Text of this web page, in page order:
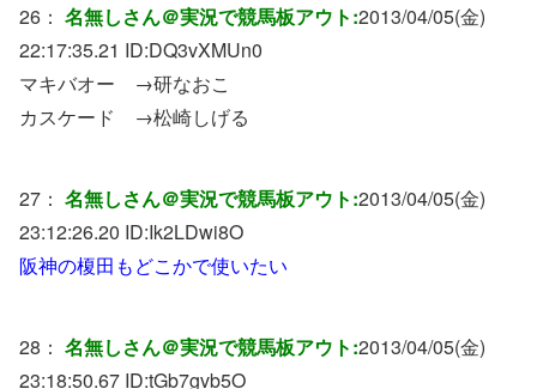
26： 名無しさん＠実況で競馬板アウト:2013/04/05(金)
22:17:35.21 ID:DQ3vXMUn0
マキバオー →研なおこ
カスケード →松崎しげる
27： 名無しさん＠実況で競馬板アウト:2013/04/05(金)
23:12:26.20 ID:Ik2LDwi8O
阪神の榎田もどこかで使いたい
28： 名無しさん＠実況で競馬板アウト:2013/04/05(金)
23:18:50.67 ID:tGb7gvb5O